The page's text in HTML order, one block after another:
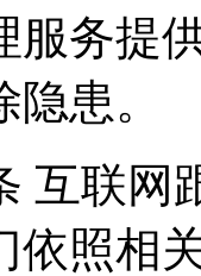
服务提
患。
互联网
依照相